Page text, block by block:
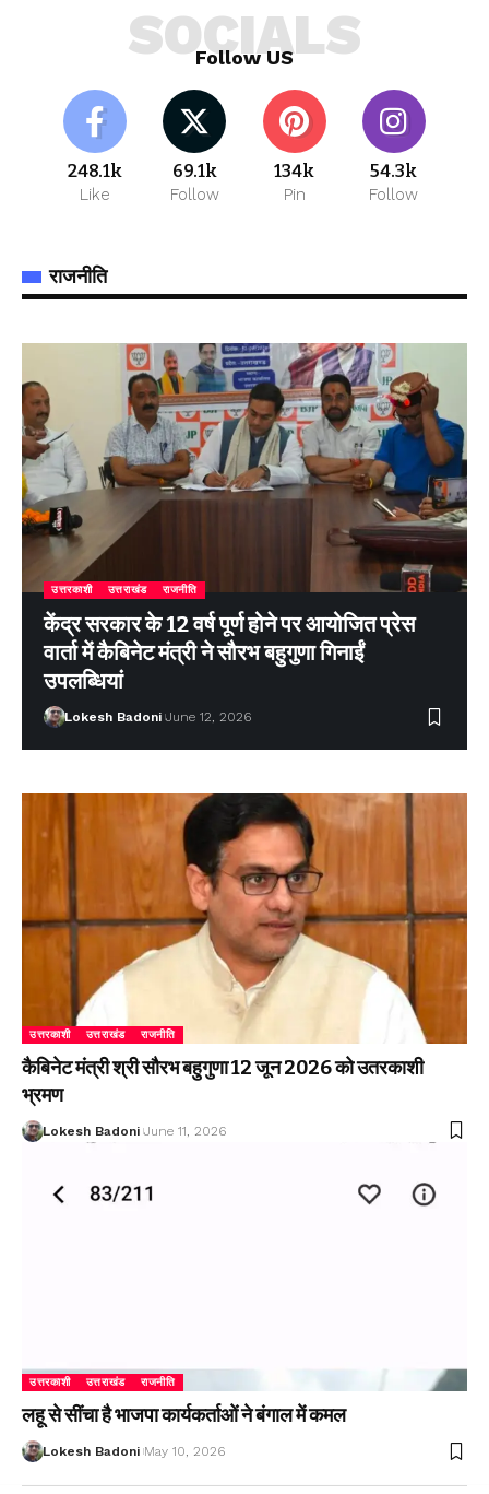
Follow US
SOCIALS
248.1k
Like
69.1k
Follow
134k
Pin
54.3k
Follow
राजनीति
उत्तरकाशी उत्तराखंड राजनीति
केंद्र सरकार के 12 वर्ष पूर्ण होने पर आयोजित प्रेस
वार्ता में कैबिनेट मंत्री ने सौरभ बहुगुणा गिनाईं
उपलब्धियां
Lokesh Badoni June 12, 2026
उत्तरकाशी उत्तराखंड राजनीति
कैबिनेट मंत्री श्री सौरभ बहुगुणा 12 जून 2026 को उतरकाशी
भ्रमण
Lokesh Badoni June 11, 2026
उत्तरकाशी उत्तराखंड राजनीति
लहू से सींचा है भाजपा कार्यकर्ताओं ने बंगाल में कमल
Lokesh Badoni May 10, 2026